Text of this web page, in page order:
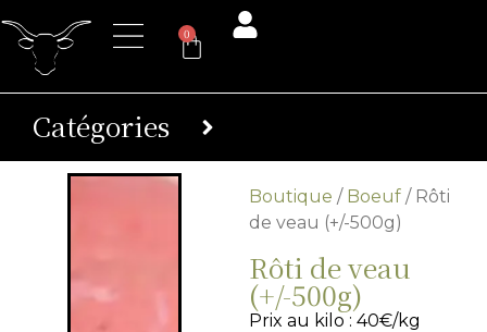
0
Catégories
Boutique / Boeuf/ Rôti
de veau (+/-500g)
Rôti de veau
(+/-500g)
Prix au kilo : 40€/kg